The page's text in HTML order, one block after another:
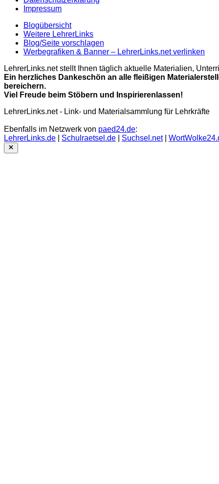
Impressum
Blogübersicht
Weitere LehrerLinks
Blog/Seite vorschlagen
Werbegrafiken & Banner – LehrerLinks.net verlinken
LehrerLinks.net stellt Ihnen täglich aktuelle Materialien,
Ein herzliches Dankeschön an alle fleißigen
bereichern.
Viel Freude beim Stöbern und Inspirierenlassen!
LehrerLinks.net - Link- und Materialsammlung für Lehrkräfte
Ebenfalls im Netzwerk von paed24.de:
LehrerLinks.de
Schulraetsel.de Suchsel.net|
Close